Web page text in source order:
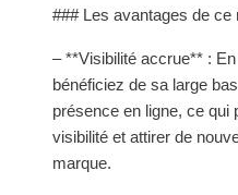
### Les avantages de ce
– **Visibilité accrue** :
bénéficiez de sa large
présence en ligne, ce qui
visibilité et attirer de
marque.